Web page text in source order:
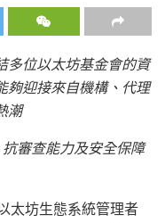
多位以太坊基金會的資
夠迎接來自機構、代理
潮
審查能力及安全保障
太坊生態系統管理者